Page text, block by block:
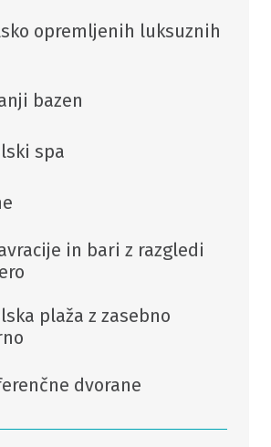
opremljenih luksuznih
bazen
spa
in bari z razgledi
plaža z zasebno
dvorane